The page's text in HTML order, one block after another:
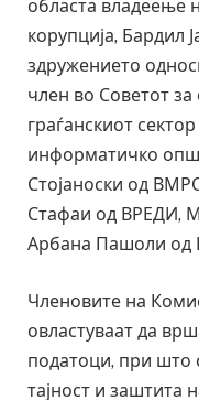
областа владеење
корупција, Бардил
здружението
член во Советот
граѓанскиот
информатичко
Стојаноски од
Стафаи од ВРЕДИ,
Арбана Пашоли од
Членовите на
овластуваат да
податоци, при што
тајност и заштита